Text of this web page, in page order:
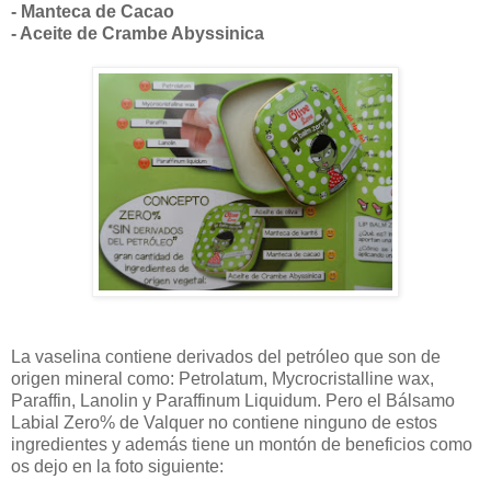
- Manteca de Cacao
- Aceite de Crambe Abyssinica
La vaselina contiene derivados del petróleo que son de
origen mineral como: Petrolatum, Mycrocristalline wax,
Paraffin, Lanolin y Paraffinum Liquidum. Pero el Bálsamo
Labial Zero% de Valquer no contiene ninguno de estos
ingredientes y además tiene un montón de beneficios como
os dejo en la foto siguiente: